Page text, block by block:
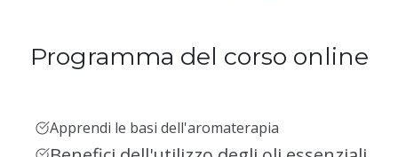
Programma del corso online
Apprendi le basi dell'aromaterapia